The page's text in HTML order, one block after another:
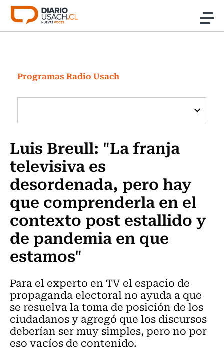
Click acá para ir directamente al contenido
Investigación
Cultura
Programas Radio y TV Usach
Programas Radio Usach
Luis Breull: "La franja
televisiva es
desordenada, pero hay
que comprenderla en el
contexto post estallido y
de pandemia en que
estamos"
Para el experto en TV el espacio de
propaganda electoral no ayuda a que
se resuelva la toma de posición de los
ciudadanos y agregó que los discursos
deberían ser muy simples, pero no por
eso vacíos de contenido.